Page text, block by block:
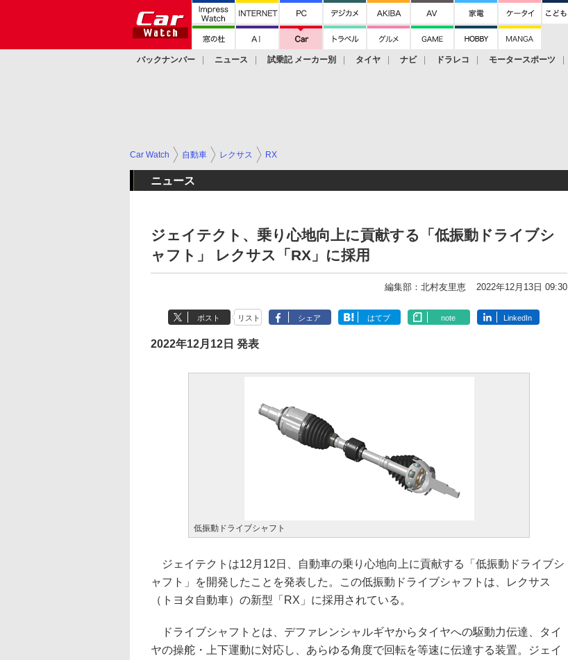
バックナンバー ニュース 試乗記 メーカー別 タイヤ ナビ ドラレコ モータースポーツ
Car Watch 自動車 レクサス RX
ニュース
ジェイテクト、乗り心地向上に貢献する「低振動ドライブシ
ャフト」 レクサス「RX」に採用
編集部：北村友里恵 2022年12月13日 09:30
ポスト リスト シェア はてブ note LinkedIn
2022年12月12日 発表
低振動ドライブシャフト
ジェイテクトは12月12日、自動車の乗り心地向上に貢献する「低振動ドライブシ
ャフト」を開発したことを発表した。この低振動ドライブシャフトは、レクサス
（トヨタ自動車）の新型「RX」に採用されている。
ドライブシャフトとは、デファレンシャルギヤからタイヤへの駆動力伝達、タイ
ヤの操舵・上下運動に対応し、あらゆる角度で回転を等速に伝達する装置。ジェイ